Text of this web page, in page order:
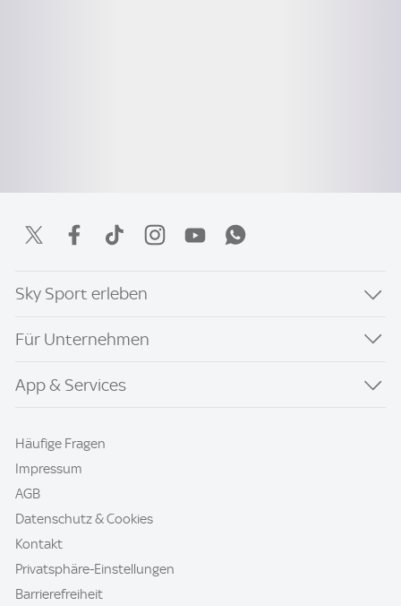
Sky Sport erleben
Für Unternehmen
App & Services
Häufige Fragen
Impressum
AGB
Datenschutz & Cookies
Kontakt
Privatsphäre-Einstellungen
Barrierefreiheit